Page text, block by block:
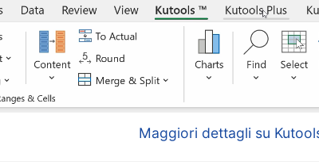
Maggiori dettagli su